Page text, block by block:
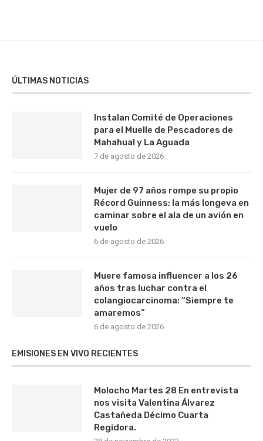
ÚLTIMAS NOTICIAS
Instalan Comité de Operaciones
para el Muelle de Pescadores de
Mahahual y La Aguada
7 de agosto de 2026
Mujer de 97 años rompe su propio
Récord Guinness; la más longeva en
caminar sobre el ala de un avión en
vuelo
6 de agosto de 2026
Muere famosa influencer a los 26
años tras luchar contra el
colangiocarcinoma: “Siempre te
amaremos”
6 de agosto de 2026
EMISIONES EN VIVO RECIENTES
Molocho Martes 28 En entrevista
nos visita Valentina Álvarez
Castañeda Décimo Cuarta
Regidora.